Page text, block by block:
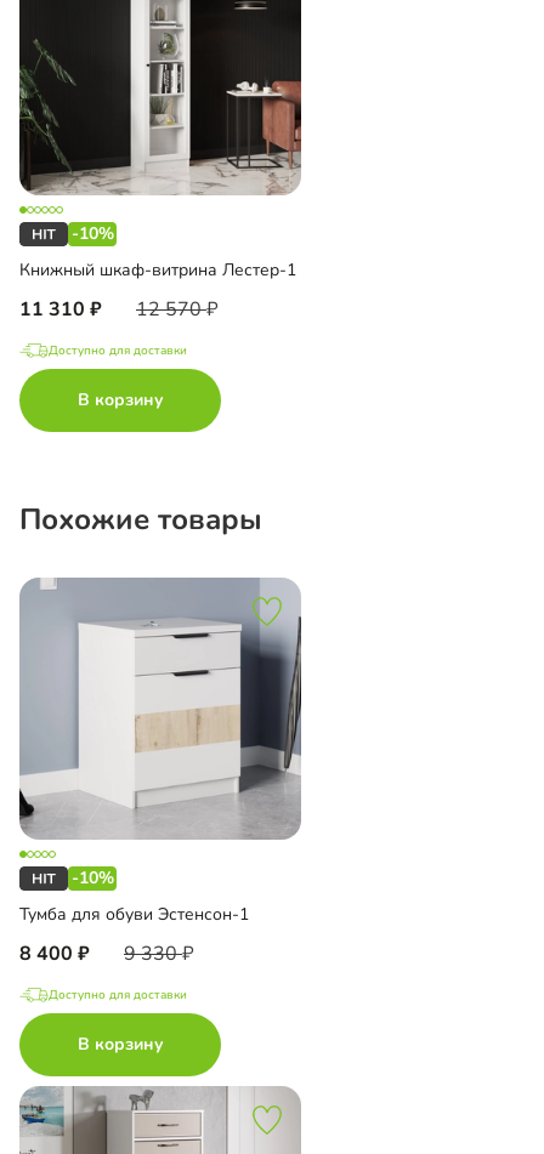
-10%
Книжный шкаф-витрина Лестер-1
11 310 12 570
Доступно для доставки
В корзину
Похожие товары
-10%
Тумба для обуви Эстенсон-1
8 400 9 330
Доступно для доставки
В корзину